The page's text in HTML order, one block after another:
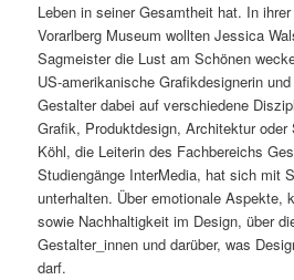
Leben in seiner Gesamtheit hat. In
Vorarlberg Museum wollten Jessica
Sagmeister die Lust am Schönen
US-amerikanische Grafikdesignerin
Gestalter dabei auf verschiedene
Grafik, Produktdesign, Architektur oder
Köhl, die Leiterin des Fachbereichs
Studiengänge InterMedia, hat sich mit
unterhalten. Über emotionale Aspekte,
sowie Nachhaltigkeit im Design, über
Gestalter_innen und darüber, was
darf.